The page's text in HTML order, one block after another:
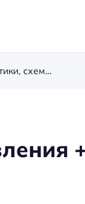
Симистор: принцип работы, характеристики, схема управления + обозначение, подключение